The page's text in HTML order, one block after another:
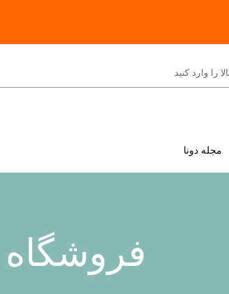
مجله دونا
فروشگاه